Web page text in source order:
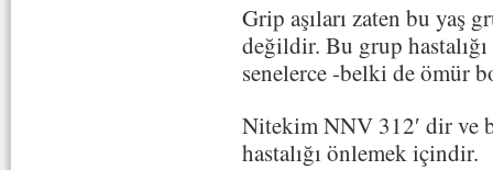
Grip aşıları zaten bu yaş
değildir. Bu grup hastalığı
senelerce -belki de ömür
Nitekim NNV 312′ dir ve
hastalığı önlemek içindir.